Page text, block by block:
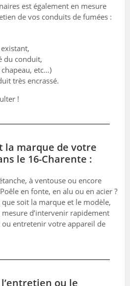
est également en mesure
de vos conduits de fumées :
du conduit,
etc…)
très encrassé.
!
la marque de votre
le 16-Charente :
à ventouse ou encore
en fonte, en alu ou en acier ?
soit la marque et le modèle,
d’intervenir rapidement
entretenir votre appareil de
ou le